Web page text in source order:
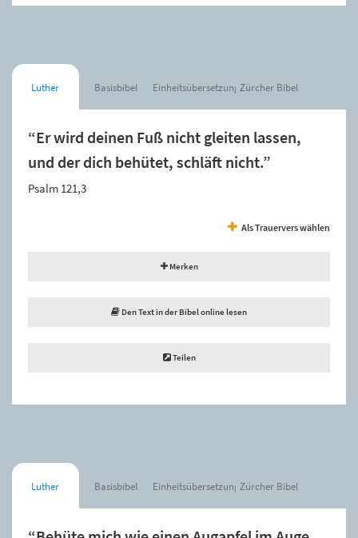
Luther Basisbibel Einheitsübersetzung Zürcher Bibel
“Er wird deinen Fuß nicht gleiten lassen,
und der dich behütet, schläft nicht.”
Psalm 121,3
Als Trauervers wählen
Merken
Den Text in der Bibel online lesen
Teilen
Luther Basisbibel Einheitsübersetzung Zürcher Bibel